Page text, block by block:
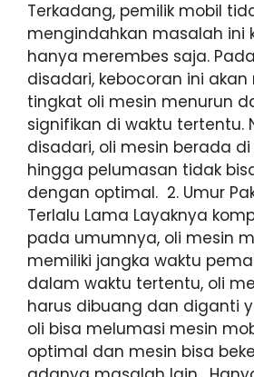
Terkadang, pemilik mobil
mengindahkan masalah ini
hanya merembes saja.
disadari, kebocoran ini
tingkat oli mesin menurun
signifikan di waktu tertentu.
disadari, oli mesin berada
hingga pelumasan tidak
dengan optimal. 2. Umur
Terlalu Lama Layaknya
pada umumnya, oli mesin
memiliki jangka waktu
dalam waktu tertentu, oli
harus dibuang dan diganti
oli bisa melumasi mesin
optimal dan mesin bisa